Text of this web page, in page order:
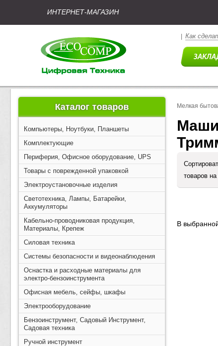
ИНТЕРНЕТ-МАГАЗИН
Как
Каталог товаров
Компьютеры, Ноутбуки, Планшеты
Комплектующие
Периферия, Офисное оборудование, UPS
Товары с поврежденной упаковкой
Электроустановочные изделия
Светотехника, Лампы, Батарейки,
Аккумуляторы
Кабельно-проводниковая продукция,
Материалы, Крепеж
Силовая техника
Системы безопасности и видеонаблюдения
Оснастка и расходные материалы для
электро-бензоинструмента
Офисная мебель, сейфы, шкафы
Электрооборудование
Бензоинструмент, Садовый Инструмент,
Садовая техника
Ручной инструмент
Мелкая
товаров
В